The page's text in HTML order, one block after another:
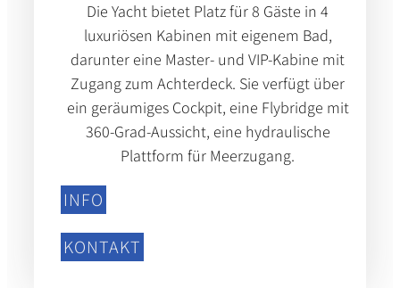
Die Yacht bietet Platz für 8 Gäste in 4
luxuriösen Kabinen mit eigenem Bad,
darunter eine Master- und VIP-Kabine mit
Zugang zum Achterdeck. Sie verfügt über
ein geräumiges Cockpit, eine Flybridge mit
360-Grad-Aussicht, eine hydraulische
Plattform für Meerzugang.
INFO
KONTAKT